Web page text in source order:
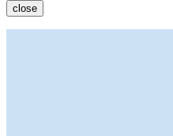
close